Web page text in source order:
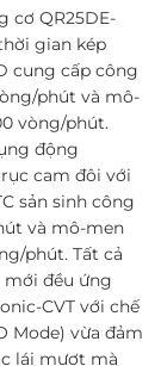
cơ QR25DE-
gian kép
cung cấp công
phút và mô-
vòng/phút.
động
cam đôi với
sản sinh công
và mô-men
phút. Tất cả
mới đều ứng
CVT với chế
Mode) vừa đảm
lái mượt mà